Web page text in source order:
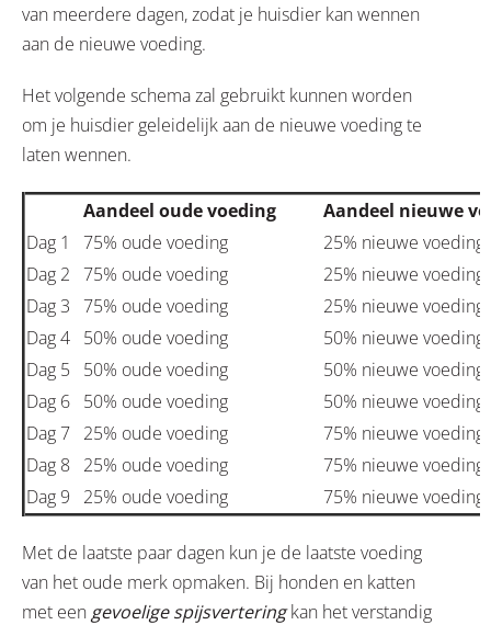
van meerdere dagen, zodat je huisdier kan wennen
aan de nieuwe voeding.
Het volgende schema zal gebruikt kunnen worden
om je huisdier geleidelijk aan de nieuwe voeding te
laten wennen.
Aandeel oude voeding
Aandeel nieuwe
Dag 1
75% oude voeding
25% nieuwe voeding
Dag 2 75% oude voeding
25% nieuwe voeding
Dag 3 75% oude voeding
25% nieuwe voeding
Dag 4 50% oude voeding
50% nieuwe voeding
Dag 5 50% oude voeding
50% nieuwe voeding
Dag 6 50% oude voeding
50% nieuwe voeding
Dag 7 25% oude voeding
75% nieuwe voeding
Dag 8 25% oude voeding
75% nieuwe voeding
Dag 9
25% oude voeding 75% nieuwe voeding
Met de laatste paar dagen kun je de laatste voeding
van het oude merk opmaken. Bij honden en katten
met een gevoelige spijsverteringkan het verstandig